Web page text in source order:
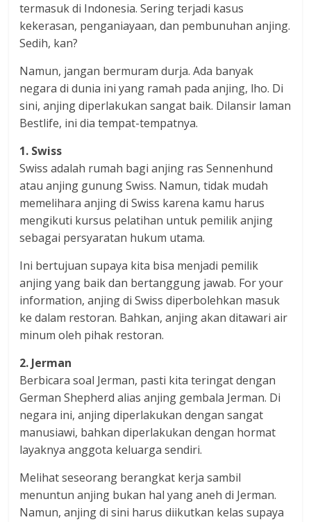
termasuk di Indonesia. Sering terjadi kasus
kekerasan, penganiayaan, dan pembunuhan anjing.
Sedih, kan?
Namun, jangan bermuram durja. Ada banyak
negara di dunia ini yang ramah pada anjing, lho. Di
sini, anjing diperlakukan sangat baik. Dilansir laman
Bestlife, ini dia tempat-tempatnya.
1. Swiss
Swiss adalah rumah bagi anjing ras Sennenhund
atau anjing gunung Swiss. Namun, tidak mudah
memelihara anjing di Swiss karena kamu harus
mengikuti kursus pelatihan untuk pemilik anjing
sebagai persyaratan hukum utama.
Ini bertujuan supaya kita bisa menjadi pemilik
anjing yang baik dan bertanggung jawab. For your
information, anjing di Swiss diperbolehkan masuk
ke dalam restoran. Bahkan, anjing akan ditawari air
minum oleh pihak restoran.
2. Jerman
Berbicara soal Jerman, pasti kita teringat dengan
German Shepherd alias anjing gembala Jerman. Di
negara ini, anjing diperlakukan dengan sangat
manusiawi, bahkan diperlakukan dengan hormat
layaknya anggota keluarga sendiri.
Melihat seseorang berangkat kerja sambil
menuntun anjing bukan hal yang aneh di Jerman.
Namun, anjing di sini harus diikutkan kelas supaya